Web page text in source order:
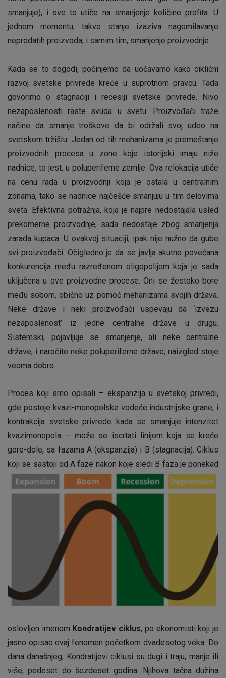
smanjuje), i sve to utiče na smanjenje količine profita. U
jednom momentu, takvo stanje izaziva nagomilavanje
neprodatih proizvoda, i samim tim, smanjenje proizvodnje.
Kada se to dogodi, počinjemo da uočavamo kako ciklični
razvoj svetske privrede kreće u suprotnom pravcu. Tada
govorimo o stagnaciji i recesiji svetske privrede. Nivo
nezaposlenosti raste svuda u svetu. Proizvođači traže
načine da smanje troškove da bi održali svoj udeo na
svetskom tržištu. Jedan od tih mehanizama je premeštanje
proizvodnih procesa u zone koje istorijski imaju niže
nadnice, to jest, u poluperiferne zemlje. Ova relokacija utiče
na cenu rada u proizvodnji koja je ostala u centralnim
zonama, tako se nadnice najčešće smanjuju u tim delovima
sveta. Efektivna potražnja, koja je najpre nedostajala usled
prekomerne proizvodnje, sada nedostaje zbog smanjenja
zarada kupaca. U ovakvoj situaciji, ipak nije nužno da gube
svi proizvođači. Očigledno je da se javlja akutno povećana
konkurencija među razređenom oligopolijom koja je sada
uključena u ove proizvodne procese. Oni se žestoko bore
među sobom, obično uz pomoć mehanizama svojih država.
Neke države i neki proizvođači uspevaju da ‘izvezu
nezaposlenost’ iz jedne centralne države u drugu.
Sistemski, pojavljuje se smanjenje, ali neke centralne
države, i naročito neke poluperiferne države, naizgled stoje
veoma dobro.
Proces koji smo opisali – ekspanzija u svetskoj privredi,
gde postoje kvazi-monopolske vodeće industrijske grane, i
kontrakcija svetske privrede kada se smanjuje intenzitet
kvazimonopola – može se iscrtati linijom koja se kreće
gore-dole, sa fazama A (ekspanzija) i B (stagnacija). Ciklus
koji se sastoji od A faze nakon koje sledi B faza je ponekad
oslovljen imenom Kondratijev ciklus, po ekonomisti koji je
jasno opisao ovaj fenomen početkom dvadesetog veka. Do
dana današnjeg, Kondratijevi ciklusi su dugi i traju, manje ili
više, pedeset do šezdeset godina. Njihova tačna dužina